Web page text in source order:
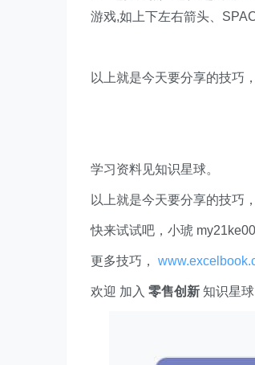
游戏,如上下左右箭头、
以上就是今天要分享的技巧
学习资料见知识星球。
以上就是今天要分享的技巧
快来试试吧，小琥
更多技巧，
欢迎 加入 零售创新 知识星